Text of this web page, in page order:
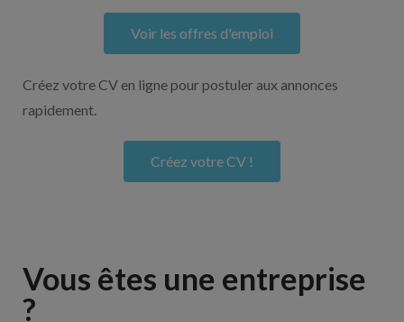
Voir les offres d'emploi
Créez votre CV en ligne pour postuler aux annonces
rapidement.
Créez votre CV !
Vous êtes une entreprise
?